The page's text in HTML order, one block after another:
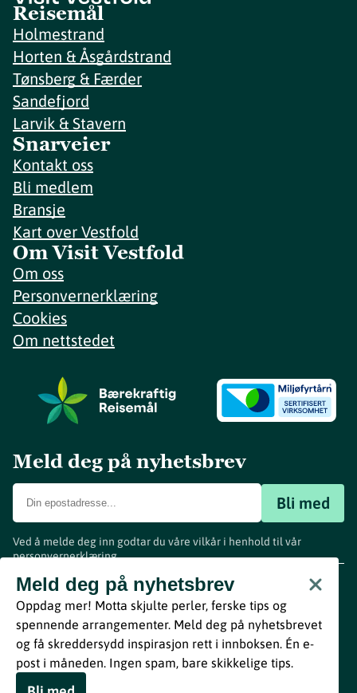
Reisemål
Holmestrand
Horten & Åsgårdstrand
Tønsberg & Færder
Sandefjord
Larvik & Stavern
Snarveier
Kontakt oss
Bli medlem
Bransje
Kart over Vestfold
Om Visit Vestfold
Om oss
Personvernerklæring
Cookies
Om nettstedet
Meld deg på nyhetsbrev
Bli med
Ved å melde deg inn godtar du våre vilkår i henhold til vår
personvernerklæring.
Meld deg på nyhetsbrev
Oppdag mer! Motta skjulte perler, ferske tips og
spennende arrangementer. Meld deg på nyhetsbrevet
og få skreddersydd inspirasjon rett i innboksen. Én e-
post i måneden. Ingen spam, bare skikkelige tips.
www.visitvestfold.com
Turistinformasjon
Vestfold Fylkeskommune
ByBreakfast